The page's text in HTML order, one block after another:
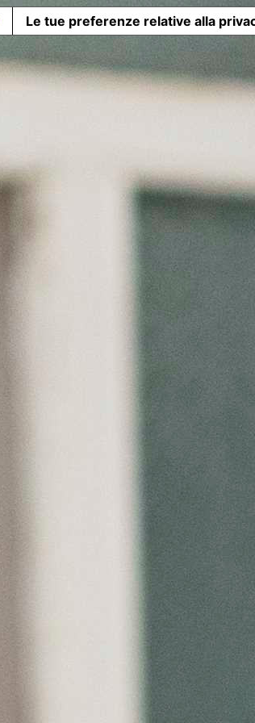
Le tue preferenze relative alla